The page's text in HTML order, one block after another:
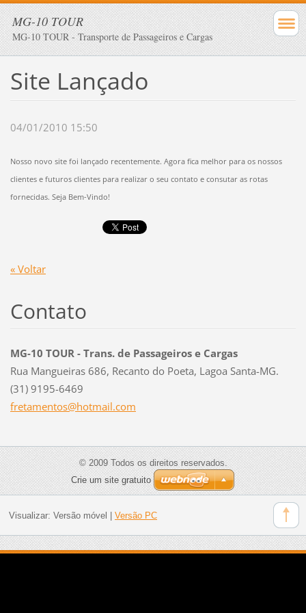
MG-10 TOUR
MG-10 TOUR - Transporte de Passageiros e Cargas
Site Lançado
04/01/2010 15:50
Nosso novo site foi lançado recentemente. Agora fica melhor para os nossos
clientes e futuros clientes para realizar o seu contato e consutar as rotas
fornecidas. Seja Bem-Vindo!
« Voltar
Contato
MG-10 TOUR - Trans. de Passageiros e Cargas
Rua Mangueiras 686, Recanto do Poeta, Lagoa Santa-MG.
(31) 9195-6469
fretamentos@hotmail.com
© 2009 Todos os direitos reservados.
Crie um site gratuito
Visualizar: Versão móvel Versão PC